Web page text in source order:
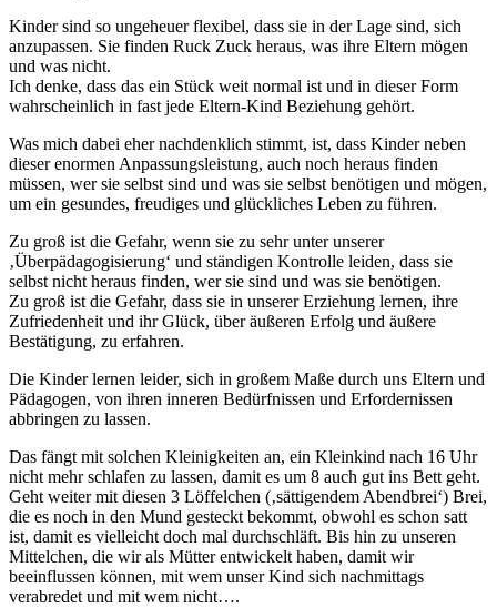
Kinder sind so ungeheuer flexibel, dass sie in der Lage sind, sich
anzupassen. Sie finden Ruck Zuck heraus, was ihre Eltern mögen
und was nicht.
Ich denke, dass das ein Stück weit normal ist und in dieser Form
wahrscheinlich in fast jede Eltern-Kind Beziehung gehört.
Was mich dabei eher nachdenklich stimmt, ist, dass Kinder neben
dieser enormen Anpassungsleistung, auch noch heraus finden
müssen, wer sie selbst sind und was sie selbst benötigen und mögen,
um ein gesundes, freudiges und glückliches Leben zu führen.
Zu groß ist die Gefahr, wenn sie zu sehr unter unserer
‚Überpädagogisierung‘ und ständigen Kontrolle leiden, dass sie
selbst nicht heraus finden, wer sie sind und was sie benötigen.
Zu groß ist die Gefahr, dass sie in unserer Erziehung lernen, ihre
Zufriedenheit und ihr Glück, über äußeren Erfolg und äußere
Bestätigung, zu erfahren.
Die Kinder lernen leider, sich in großem Maße durch uns Eltern und
Pädagogen, von ihren inneren Bedürfnissen und Erfordernissen
abbringen zu lassen.
Das fängt mit solchen Kleinigkeiten an, ein Kleinkind nach 16 Uhr
nicht mehr schlafen zu lassen, damit es um 8 auch gut ins Bett geht.
Geht weiter mit diesen 3 Löffelchen (‚sättigendem Abendbrei‘) Brei,
die es noch in den Mund gesteckt bekommt, obwohl es schon satt
ist, damit es vielleicht doch mal durchschläft. Bis hin zu unseren
Mittelchen, die wir als Mütter entwickelt haben, damit wir
beeinflussen können, mit wem unser Kind sich nachmittags
verabredet und mit wem nicht….